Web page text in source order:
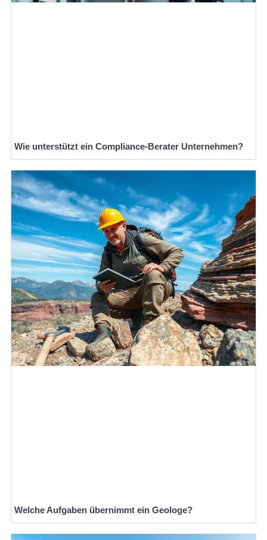
Wie unterstützt ein Compliance-Berater Unternehmen?
Welche Aufgaben übernimmt ein Geologe?